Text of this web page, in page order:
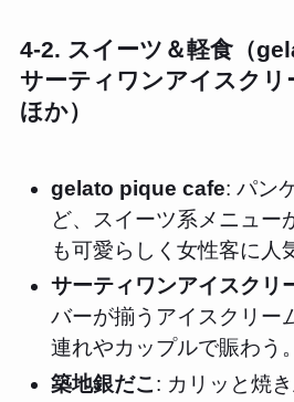
4-2. スイーツ＆軽食（
サーティワンアイスクリ
ほか）
gelato pique cafe: パン
ど、スイーツ系メニュー
も可愛らしく女性客に人
サーティワンアイスクリ
バーが揃うアイスクリー
連れやカップルで賑わう。
築地銀だこ: カリッと焼